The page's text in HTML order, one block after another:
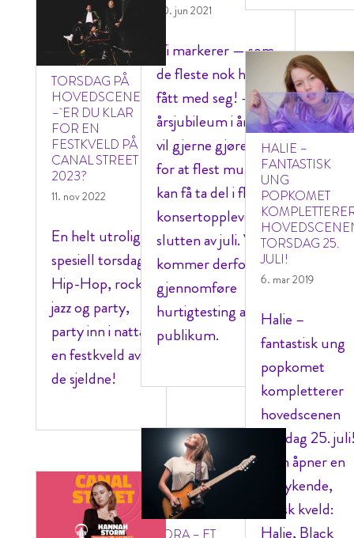
TORSDAG PÅ
HOVEDSCENEN
– ER DU KLAR
FOR EN
FESTKVELD PÅ
CANAL STREET
2023?
11. nov 2022
En helt utrolig
spesiell torsdag!
Hip-Hop, rock,
jazz og party,
party inn i natta:
en festkveld av
de sjeldne!
30. jun 2021
Vi markerer — som
de fleste nok har
fått med seg! — 25-
årsjubileum i år, og
vil gjerne gjøre vårt
for at flest mulig
kan få ta del i flotte
konsertopplevelser i
slutten av juli. Vi
kommer derfor til å
gjennomføre
hurtigtesting av
publikum.
HALIE –
FANTASTISK
UNG
POPKOMET
TORSDAG 25.
JULI!
6. mar 2019
Halie –
fantastisk ung
popkomet
kompletterer
hovedscenen
torsdag 25.
Hun åpner en
forrykende,
norsk kveld:
Halie, Black